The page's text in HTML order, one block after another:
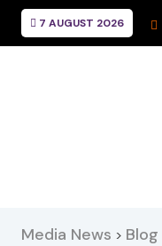
7 AUGUST 2026
Media News > Blog